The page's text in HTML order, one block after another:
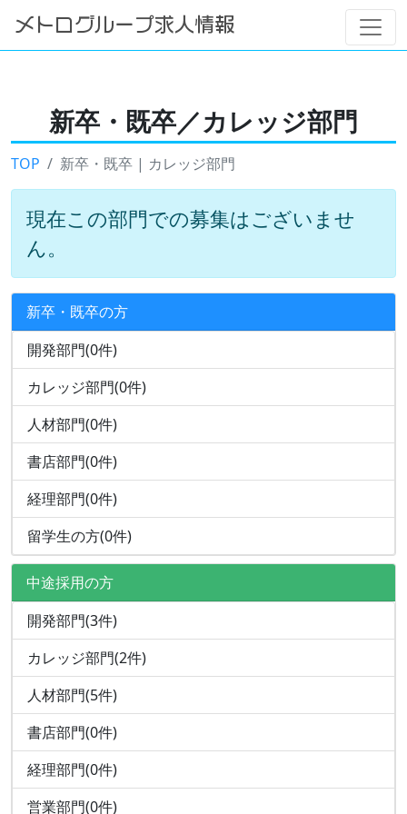
新卒・既卒／カレッジ部門
TOP 新卒・既卒 | カレッジ部門
現在この部門での募集はございませ
ん。
新卒・既卒の方
開発部門(0件)
カレッジ部門(0件)
人材部門(0件)
書店部門(0件)
経理部門(0件)
留学生の方(0件)
中途採用の方
開発部門(3件)
カレッジ部門(2件)
人材部門(5件)
書店部門(0件)
経理部門(0件)
営業部門(0件)